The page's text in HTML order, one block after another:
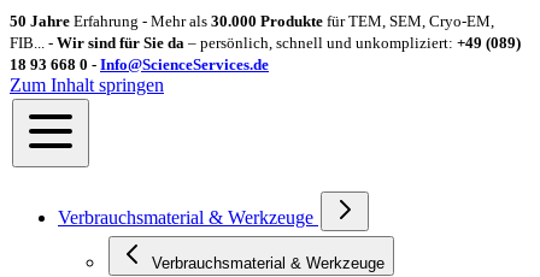
50 Jahre Erfahrung - Mehr als 30.000 Produkte für TEM, SEM, Cryo-EM,
FIB... - Wir sind für Sie da – persönlich, schnell und unkompliziert: +49 (089)
18 93 668 0 - Info@ScienceServices.de
Zum Inhalt springen
Verbrauchsmaterial & Werkzeuge
Verbrauchsmaterial & Werkzeuge